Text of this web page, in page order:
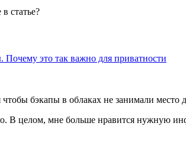
статье?
это так важно для приватности
бэкапы в облаках не занимали место
В целом, мне больше нравится нужную